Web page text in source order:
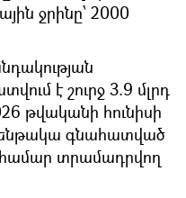
ջրինը՝ 2000
է շուրջ 3.9 մլրդ
թվականի հունիսի
գնահատված
տրամադրվող